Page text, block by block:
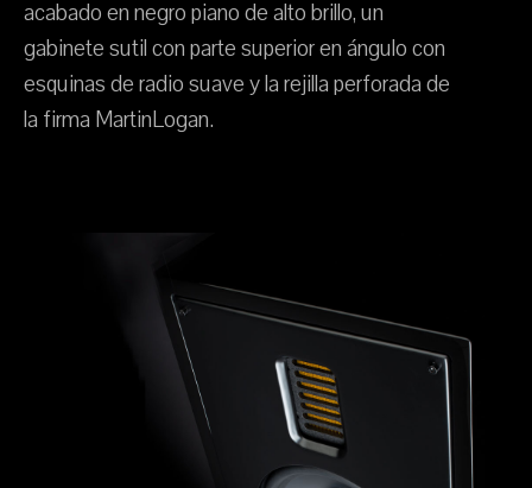
acabado en negro piano de alto brillo, un
gabinete sutil con parte superior en ángulo con
esquinas de radio suave y la rejilla perforada de
la firma MartinLogan.